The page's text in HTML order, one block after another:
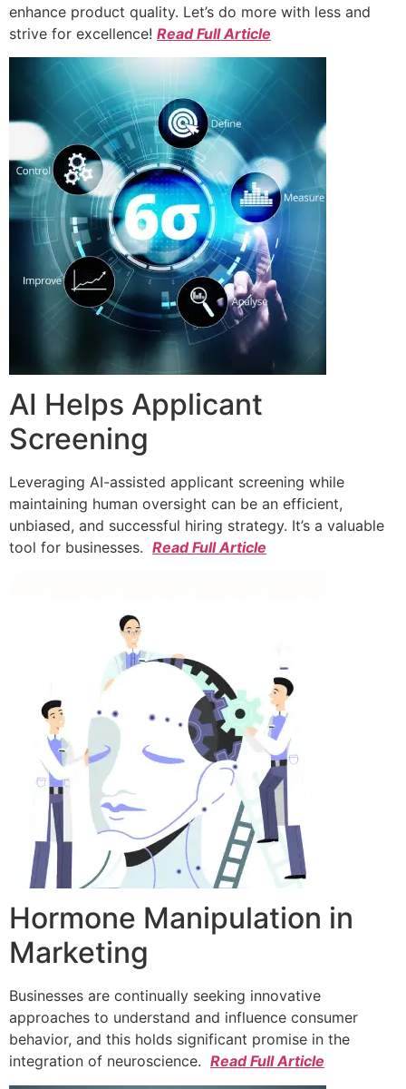
enhance product quality. Let’s do more with less and
strive for excellence! Read Full Article
AI Helps Applicant
Screening
Leveraging AI-assisted applicant screening while
maintaining human oversight can be an efficient,
unbiased, and successful hiring strategy. It’s a valuable
tool for businesses. Read Full Article
Hormone Manipulation in
Marketing
Businesses are continually seeking innovative
approaches to understand and influence consumer
behavior, and this holds significant promise in the
integration of neuroscience. Read Full Article